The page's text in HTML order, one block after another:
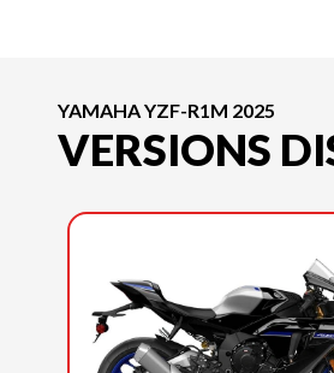
YAMAHA YZF-R1M 2025
VERSIONS